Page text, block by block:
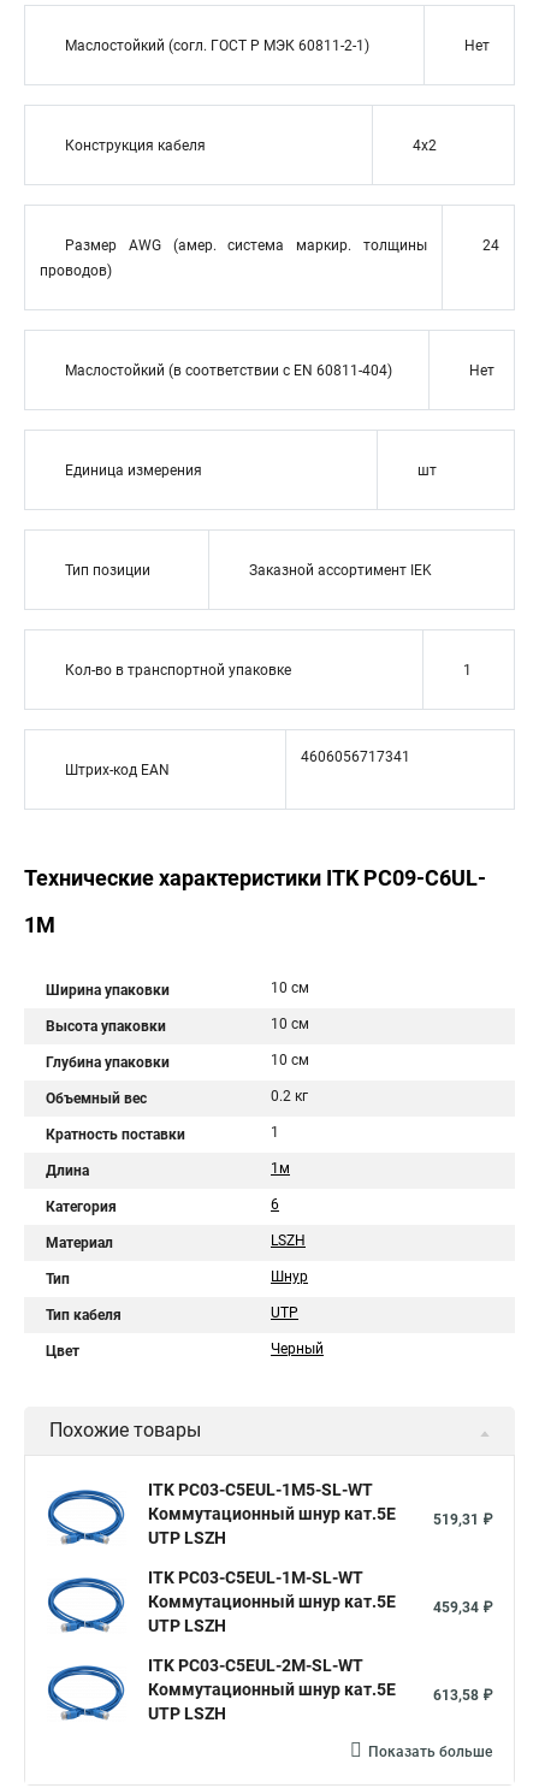
Маслостойкий (согл. ГОСТ Р МЭК 60811-2-1) Нет
Конструкция кабеля 4x2
Размер AWG (амер. система маркир. толщины
проводов)
24
Маслостойкий (в соответствии с EN 60811-404) Нет
Единица измерения шт
Тип позиции Заказной ассортимент IEK
Кол-во в транспортной упаковке 1
Штрих-код EAN
4606056717341
Технические характеристики ITK PC09-C6UL-
1M
Ширина упаковки 10 см
Высота упаковки 10 см
Глубина упаковки 10 см
Объемный вес 0.2 кг
Кратность поставки 1
Длина 1м
Категория 6
Материал LSZH
Тип Шнур
Тип кабеля UTP
Цвет Черный
Похожие товары
ITK PC03-C5EUL-1M5-SL-WT
Коммутационный шнур кат.5E
UTP LSZH
519,31 ₽
ITK PC03-C5EUL-1M-SL-WT
Коммутационный шнур кат.5E
UTP LSZH
459,34 ₽
ITK PC03-C5EUL-2M-SL-WT
Коммутационный шнур кат.5E
UTP LSZH
613,58 ₽
Показать больше